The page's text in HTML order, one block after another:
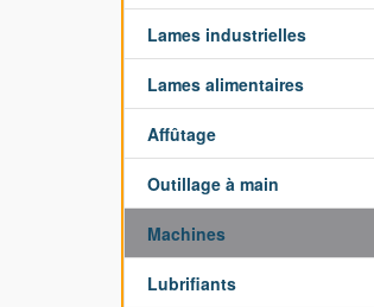
Lames industrielles
Lames alimentaires
Affûtage
Outillage à main
Machines
Lubrifiants